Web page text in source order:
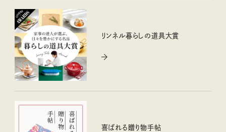
リンネル暮らしの道具大賞
喜ばれる贈り物手帖